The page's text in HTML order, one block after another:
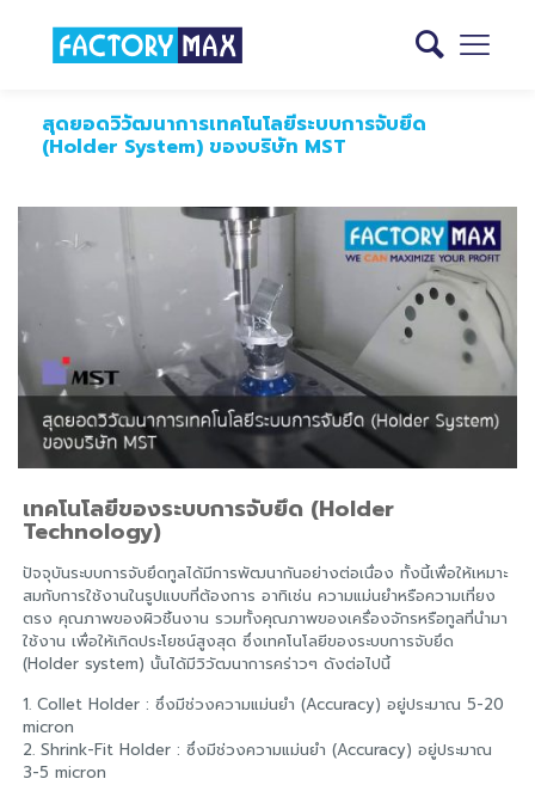
สุดยอดวิวัฒนาการเทคโนโลยีระบบการจับยึด
(Holder System) ของบริษัท MST
เทคโนโลยีของระบบการจับยึด (Holder
Technology)
ปัจจุบันระบบการจับยึดทูลได้มีการพัฒนากันอย่างต่อเนื่อง ทั้งนี้เพื่อให้เหมาะ
สมกับการใช้งานในรูปแบบที่ต้องการ อาทิเช่น ความแม่นยำหรือความเที่ยง
ตรง คุณภาพของผิวชิ้นงาน รวมทั้งคุณภาพของเครื่องจักรหรือทูลที่นำมา
ใช้งาน เพื่อให้เกิดประโยชน์สูงสุด ซึ่งเทคโนโลยีของระบบการจับยึด
(Holder system) นั้นได้มีวิวัฒนาการคร่าวๆ ดังต่อไปนี้
1. Collet Holder : ซึ่งมีช่วงความแม่นยำ (Accuracy) อยู่ประมาณ 5-20
micron
2. Shrink-Fit Holder : ซึ่งมีช่วงความแม่นยำ (Accuracy) อยู่ประมาณ
3-5 micron